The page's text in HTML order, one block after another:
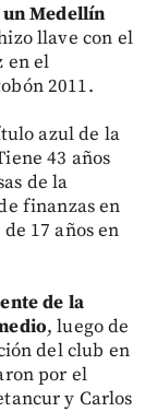
Medellín
llave con el
en el
2011.
azul de la
43 años
de la
finanzas en
17 años en
de la
, luego de
del club en
por el
y Carlos